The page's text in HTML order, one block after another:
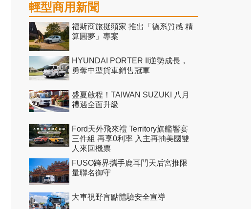
輕型商用新聞
福斯商旅挺頭家 推出「德系質感 精
算圓夢」專案
HYUNDAI PORTER II逆勢成長，
勇奪中型貨車銷售冠軍
盛夏啟程！TAIWAN SUZUKI 八月
禮遇全面升級
Ford天外飛來禮 Territory旗艦響宴
三件組 再享0利率 入主再抽美國雙
人來回機票
FUSO跨界攜手鹿耳門天后宮推限
量聯名御守
大車視野盲點體驗安全宣導